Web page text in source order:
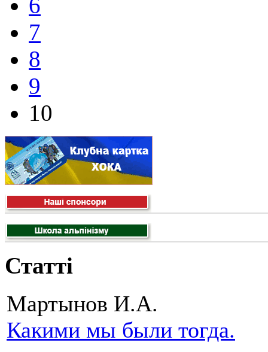
7
8
9
10
Статті
Мартынов И.А.
Какими мы были тогда.